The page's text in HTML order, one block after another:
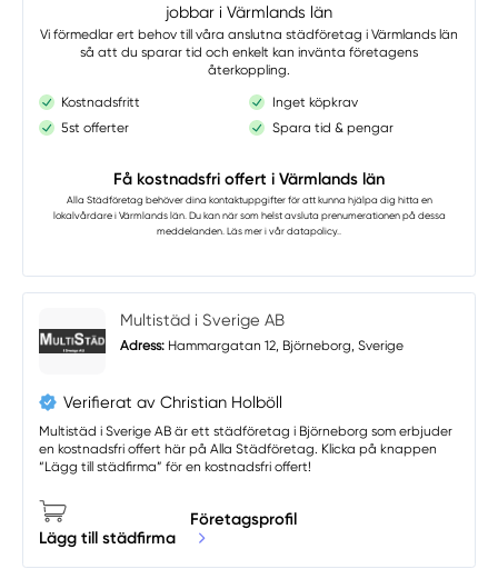
jobbar i Värmlands län
Vi förmedlar ert behov till våra anslutna städföretag i Värmlands län
så att du sparar tid och enkelt kan invänta företagens
återkoppling.
Kostnadsfritt
Inget köpkrav
5st offerter
Spara tid & pengar
Få kostnadsfri offert i Värmlands län
Alla Städföretag behöver dina kontaktuppgifter för att kunna hjälpa dig hitta en
lokalvårdare i Värmlands län. Du kan när som helst avsluta prenumerationen på dessa
meddelanden. Läs mer i vår datapolicy.
Multistäd i Sverige AB
Adress: Hammargatan 12, Björneborg, Sverige
Verifierat av Christian Holböll
Multistäd i Sverige AB är ett städföretag i Björneborg som erbjuder
en kostnadsfri offert här på Alla Städföretag. Klicka på knappen
“Lägg till städfirma” för en kostnadsfri offert!
Lägg till städfirma
Företagsprofil